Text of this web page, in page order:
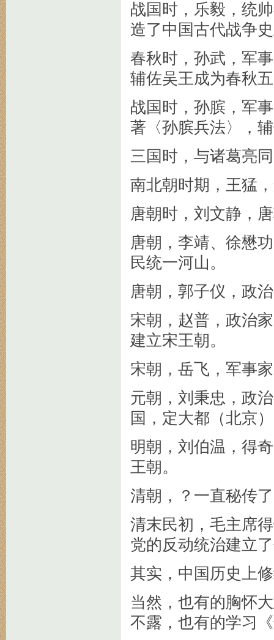
战国时，乐毅，统
造了中国古代战争
春秋时，孙武，军
辅佐吴王成为春秋
战国时，孙膑，军
著〈孙膑兵法〉，
三国时，与诸葛亮
南北朝时期，王猛
唐朝时，刘文静，
唐朝，李靖、徐懋
民统一河山。
唐朝，郭子仪，政
宋朝，赵普，政治
建立宋王朝。
宋朝，岳飞，军事
元朝，刘秉忠，政
国，定大都（北京
明朝，刘伯温，得
王朝。
清朝，？一直秘传
清末民初，毛主席
党的反动统治建立
其实，中国历史上
当然，也有的胸怀
不露，也有的学习